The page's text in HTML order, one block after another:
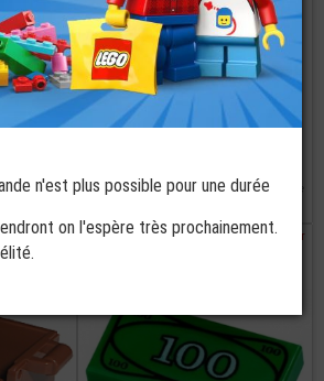
LEGO®
Couvercle Pour
à partir de
3 coloris disponibles
commander commander
n'est plus possible pour une durée
on l'espère très prochainement.